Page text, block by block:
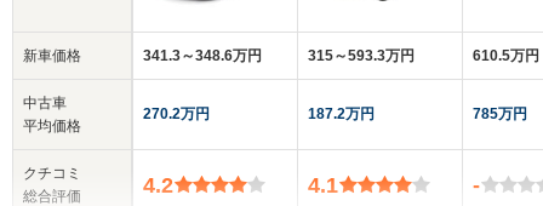
新車価格
中古車
平均価格
クチコミ
総合評価
341.3～348.6万円
270.2万円
4.2
315～593.3万円
187.2万円
4.1
610.5万円
785万円
-